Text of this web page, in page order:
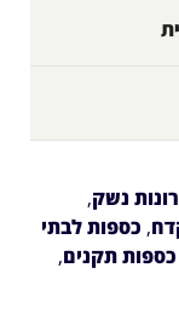
נשק,
, כספות לבתי
כספות תקנים,